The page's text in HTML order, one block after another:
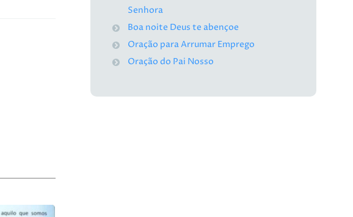
Senhora
Boa noite Deus te abençoe
Oração para Arrumar Emprego
Oração do Pai Nosso